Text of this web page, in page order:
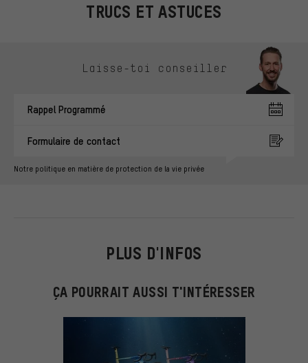
TRUCS ET ASTUCES
Laisse-toi conseiller
Rappel Programmé
Formulaire de contact
Notre politique en matière de protection de la vie privée
PLUS D'INFOS
ÇA POURRAIT AUSSI T'INTÉRESSER